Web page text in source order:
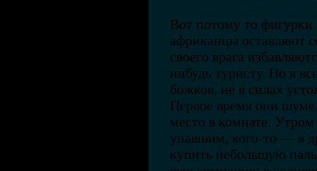
Вот потому то
африканцы оставляют
своего врага
нибудь туристу. Но я
божков, не в силах
Первое время они
место в комнате.
упавшим, кого-то — в
купить небольшую